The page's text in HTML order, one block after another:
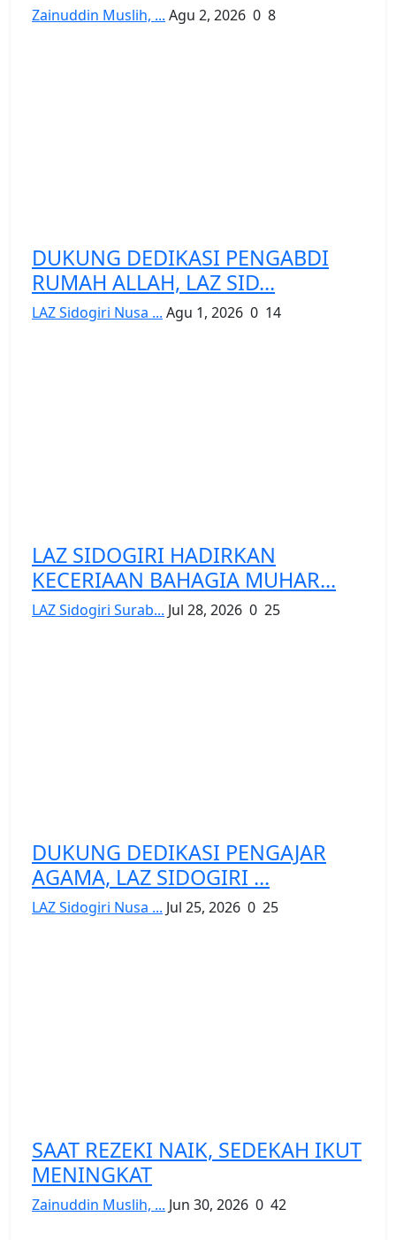
Zainuddin Muslih, ... Agu 2, 2026 0 8
DUKUNG DEDIKASI PENGABDI
RUMAH ALLAH, LAZ SID...
LAZ Sidogiri Nusa ... Agu 1, 2026 0 14
LAZ SIDOGIRI HADIRKAN
KECERIAAN BAHAGIA MUHAR...
LAZ Sidogiri Surab... Jul 28, 2026 0 25
DUKUNG DEDIKASI PENGAJAR
AGAMA, LAZ SIDOGIRI ...
LAZ Sidogiri Nusa ... Jul 25, 2026 0 25
SAAT REZEKI NAIK, SEDEKAH IKUT
MENINGKAT
Zainuddin Muslih, ... Jun 30, 2026 0 42